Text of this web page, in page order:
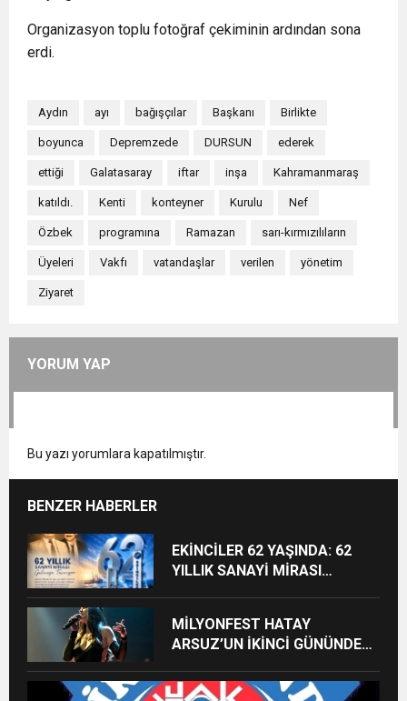
Organizasyon toplu fotoğraf çekiminin ardından sona
erdi.
Aydın ayı bağışçılar Başkanı Birlikte
boyunca Depremzede DURSUN ederek
ettiği Galatasaray iftar inşa Kahramanmaraş
katıldı. Kenti konteyner Kurulu Nef
Özbek programına Ramazan sarı-kırmızılıların
Üyeleri Vakfı vatandaşlar verilen yönetim
Ziyaret
YORUM YAP
Bu yazı yorumlara kapatılmıştır.
BENZER HABERLER
EKİNCİLER 62 YAŞINDA: 62
YILLIK SANAYİ MİRASI
MİLYONFEST HATAY
ARSUZ’UN İKİNCİ GÜNÜNDE
ALACAK